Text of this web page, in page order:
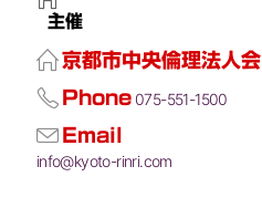
主催
京都市中央倫理法人会
Phone 075-551-1500
Email
info@kyoto-rinri.com